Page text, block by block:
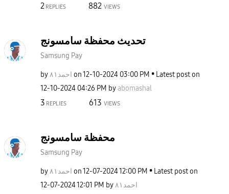
2 REPLIES 882 VIEWS
تحديث محفظة سامسونج
Samsung Pay
by احمد٨١ on‎12-10-2024 03:00 PM
Latest post on
‎12-10-2024 04:26 PM byabomashal
3 REPLIES 613 VIEWS
محفظة سامسونج
Samsung Pay
by احمد٨١ on‎12-07-202412:00 PM
Latest post on
‎12-07-202412:01 PM by احمد٨١